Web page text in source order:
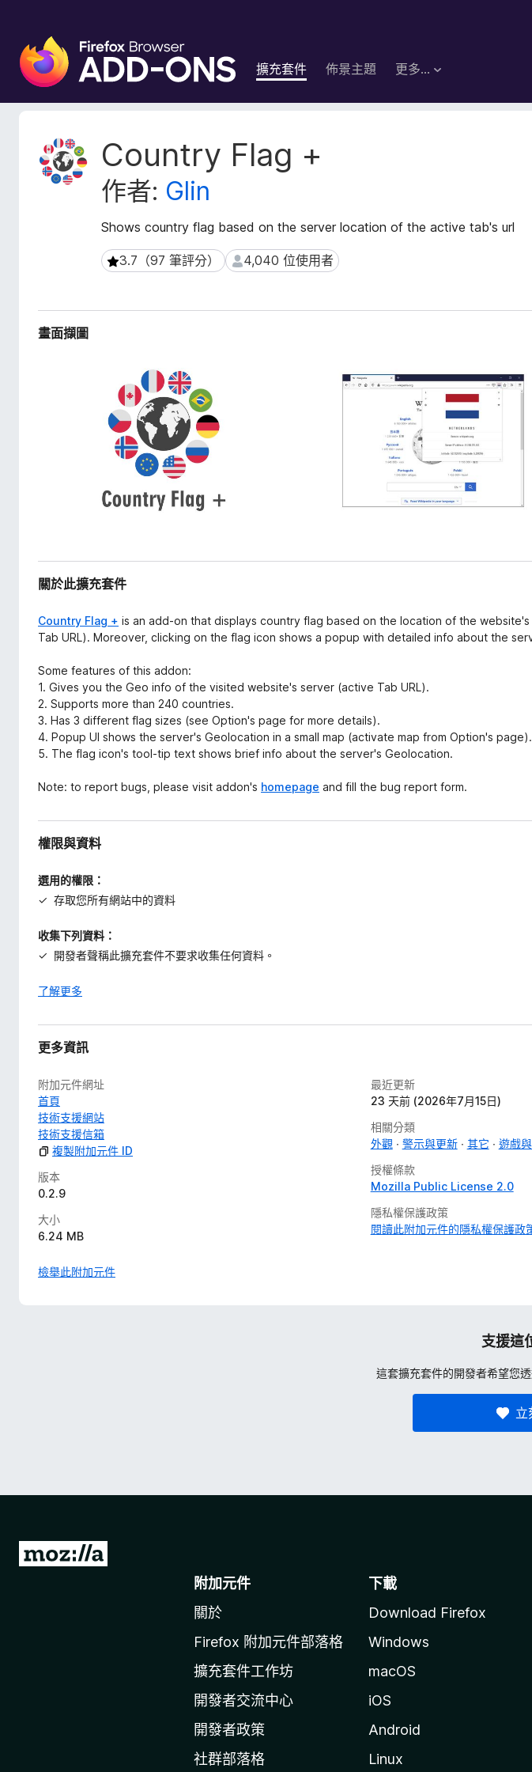
F
i
e
擴充套件 佈景主題 更多…
Country Flag +
作者: Glin
Shows country flag based on the server location of the active tab's url
3.7（97 筆評分）
3.7（97 筆評分） 4,040 位使用者
4,040 位使用者
擴
充
套
畫面擷圖
關於此擴充套件
Country Flag + is an add-on that displays country flag based on the location of the
Tab URL). Moreover, clicking on the flag icon shows a popup with detailed info about the
Some features of this addon:
1. Gives you the Geo info of the visited website's server (active Tab URL).
2. Supports more than 240 countries.
3. Has 3 different flag sizes (see Option's page for more details).
4. Popup UI shows the server's Geolocation in a small map (activate map from Option's page).
5. The flag icon's tool-tip text shows brief info about the server's Geolocation.
Note: to report bugs, please visit addon's homepage and fill the bug report form.
權限與資料
選用的權限：
存取您所有網站中的資料
收集下列資料：
開發者聲稱此擴充套件不要求收集任何資料。
了解更多
更多資訊
附加元件網址
首頁
技術支援網站
技術支援信箱
複製附加元件 ID
版本
0.2.9
大小
6.24 MB
最近更新
23 天前 (2026年7月15日)
相關分類
外觀
警示與更新 其它
遊戲
授權條款
Mozilla Public License 2.0
隱私權保護政策
閱讀此附加元件的隱私權保護政
檢舉此附加元件
支援這
這套擴充套件的開發者希望您
立
前
附加元件
關於
Firefox 附加元件部落格
擴充套件工作坊
開發者交流中心
開發者政策
社群部落格
下載
Download Firefox
Windows
macOS
iOS
Android
Linux